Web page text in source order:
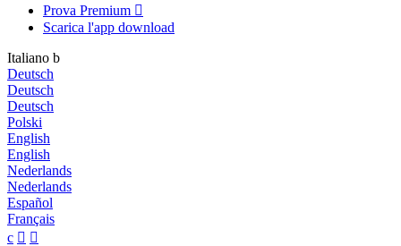
Prova Premium 
Scarica l'app download
Italiano b
Deutsch
Deutsch
Deutsch
Polski
English
English
Nederlands
Nederlands
Español
Français
c  